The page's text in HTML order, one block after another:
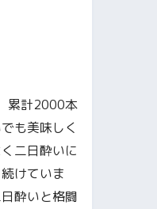
累計2000本
も美味しく
二日酔いに
けていま
酔いと格闘